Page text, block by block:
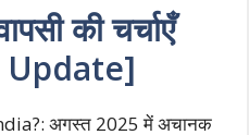
e
dI
n
l bl
r
gr
की चर्चाएँ
Update]
अगस्त 2025 में अचानक